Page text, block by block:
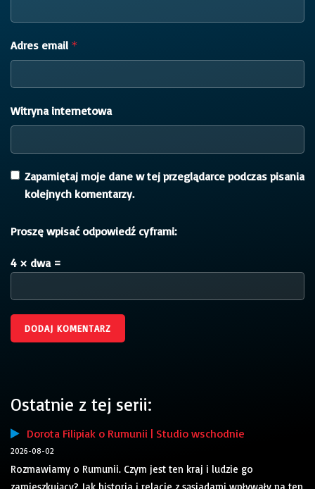
Adres email *
Witryna internetowa
Zapamiętaj moje dane w tej przeglądarce podczas pisania
kolejnych komentarzy.
Proszę wpisać odpowiedź cyframi:
4 × dwa =
Ostatnie z tej serii:
Dorota Filipiak o Rumunii | Studio wschodnie
2026-08-02
Rozmawiamy o Rumunii. Czym jest ten kraj i ludzie go